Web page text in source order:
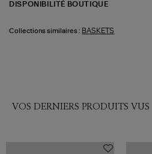
DISPONIBILITÉ BOUTIQUE
Collections similaires : BASKETS
VOS DERNIERS PRODUITS VUS